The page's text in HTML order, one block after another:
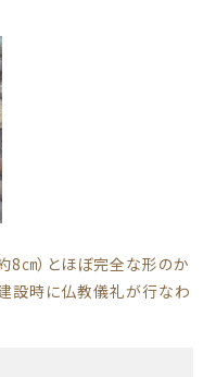
8㎝）とほぼ完全な形のか
設時に仏教儀礼が行なわ